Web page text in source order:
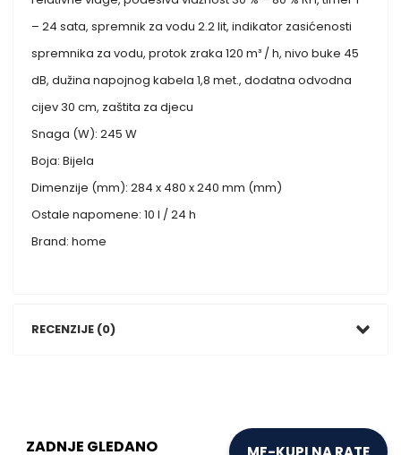
– 24 sata, spremnik za vodu 2.2 lit, indikator zasićenosti
spremnika za vodu, protok zraka 120 m³ / h, nivo buke 45
dB, dužina napojnog kabela 1,8 met., dodatna odvodna
cijev 30 cm, zaštita za djecu
Snaga (W): 245 W
Boja: Bijela
Dimenzije (mm): 284 x 480 x 240 mm (mm)
Ostale napomene: 10 l / 24 h
Brand: home
RECENZIJE (0)
ZADNJE GLEDANO